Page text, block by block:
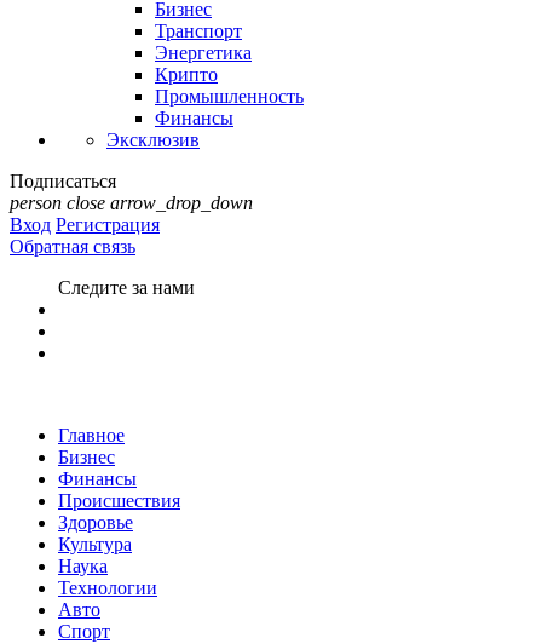
Бизнес
Транспорт
Энергетика
Крипто
Промышленность
Финансы
Эксклюзив
Подписаться
person close arrow_drop_down
Вход Регистрация
Обратная связь
Следите за нами
Главное
Бизнес
Финансы
Происшествия
Здоровье
Культура
Наука
Технологии
Авто
Спорт